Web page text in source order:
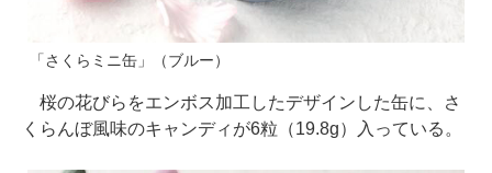
「さくらミニ缶」（ブルー）
桜の花びらをエンボス加工したデザインした缶に、さ
くらんぼ風味のキャンディが6粒（19.8g）入っている。